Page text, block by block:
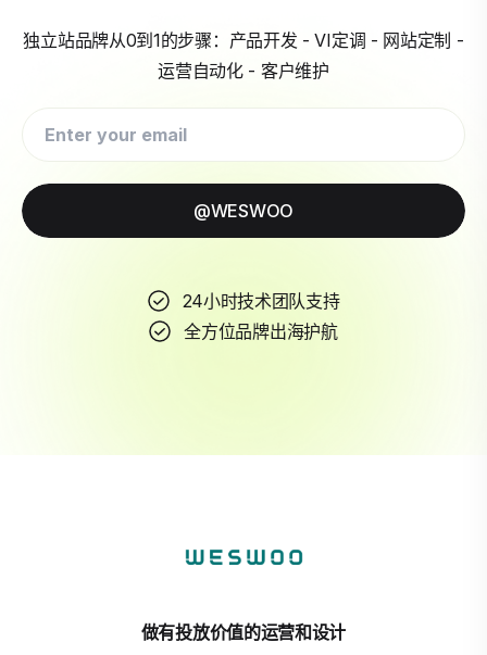
独立站品牌从0到1的步骤：产品开发 - VI定调 - 网站定制 -
运营自动化 - 客户维护
@WESWOO
24小时技术团队支持
全方位品牌出海护航
做有投放价值的运营和设计